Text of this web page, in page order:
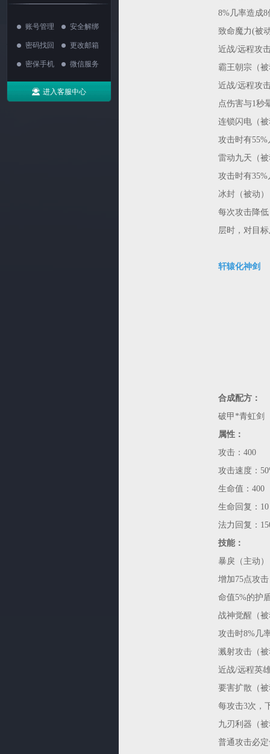
账号管理 安全解绑
密码找回 更改邮箱
密保手机 微信服务
进入客服中心
8%几率造成8
致命魔力(被
近战/远程攻
霸王朝宗（
近战/远程攻
点伤害与1秒
连锁闪电（
攻击时有
雷动九天（
攻击时有
冰封（被动）
每次攻击降
层时，对目
轩辕化神剑
合成配方：
破甲*青虹剑
属性：
攻击：400
攻击速度：
生命值：400
生命回复：10
法力回复：
技能：
暴戾（主动）
增加75点攻
命值5%的护
战神觉醒（
攻击时8%几
溅射攻击（
近战/远程英
要害扩散（
每攻击3次，
九刃利器（
普通攻击必